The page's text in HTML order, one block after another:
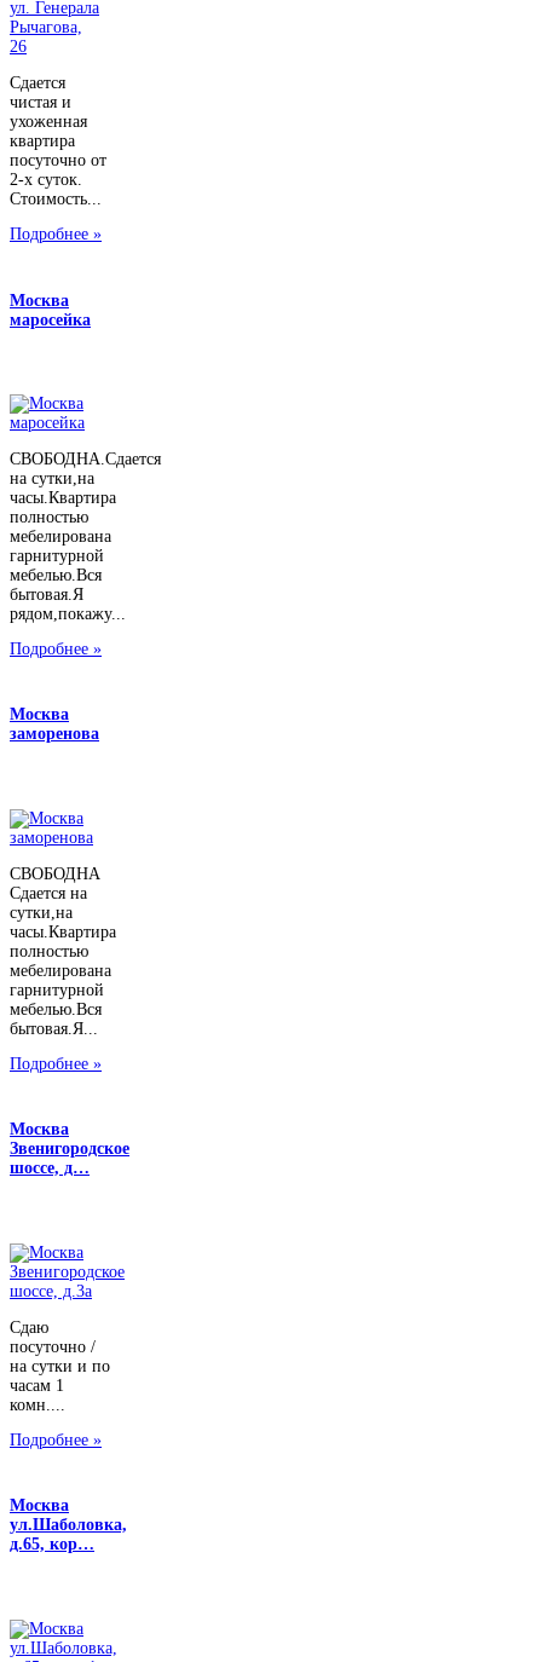
Сдается
чистая и
ухоженная
квартира
посуточно от
2-х суток.
Стоимость...
Подробнее »
Москва
маросейка
СВОБОДНА.Сдается
на сутки,на
часы.Квартира
полностью
мебелирована
гарнитурной
мебелью.Вся
бытовая.Я
рядом,покажу...
Подробнее »
Москва
заморенова
СВОБОДНА
Сдается на
сутки,на
часы.Квартира
полностью
мебелирована
гарнитурной
мебелью.Вся
бытовая.Я...
Подробнее »
Москва
Звенигородское
шоссе, д…
Сдаю
посуточно /
на сутки и по
часам 1
комн....
Подробнее »
Москва
ул.Шаболовка,
д.65, кор…